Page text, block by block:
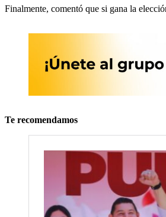
Finalmente, comentó que si gana la
Te recomendamos